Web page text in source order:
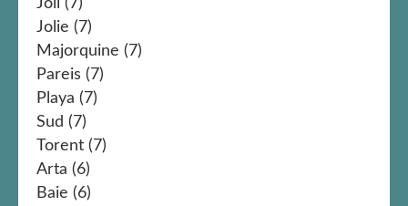
Joli (7)
Jolie (7)
Majorquine (7)
Pareis (7)
Playa (7)
Sud (7)
Torent (7)
Arta (6)
Baie (6)